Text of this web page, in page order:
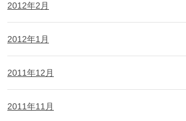
2012年2月
2012年1月
2011年12月
2011年11月